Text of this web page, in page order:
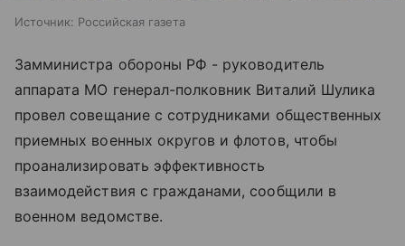
Источник: Российская газета
Замминистра обороны РФ - руководитель
аппарата МО генерал-полковник Виталий Шулика
провел совещание с сотрудниками общественных
приемных военных округов и флотов, чтобы
проанализировать эффективность
взаимодействия с гражданами, сообщили в
военном ведомстве.